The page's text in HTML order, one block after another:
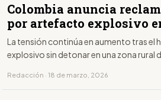
Colombia anuncia
por artefacto explosivo
La tensión continúa en aumento tras el
explosivo sin detonar en una zona rural
Redacción · 18 de marzo, 2026